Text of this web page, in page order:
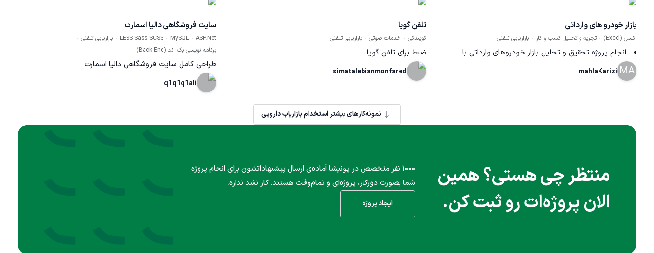
شده که پیام تبلیغاتی در نگاه اول به مخاطب منتقل شود. تمرکز
اصلی پروژه بر افزایش جذابیت بصری، معرفی خدمات فروشگاه و
جلب توجه کاربران در تبلیغات محیطی و دیجیتال بوده
است.طراحی
بازار خودرو های وارداتی
اکسل (Excel) تجزیه و تحلیل کسب و کار بازاریابی تلفنی
انجام پروژه تحقیق و تحلیل بازار خودروهای وارداتی با
جمع‌آوری و مقایسه اطلاعات از نمایندگی‌ها و فروشندگان، بررسی
MA
mahlaKarizi
تلفن گویا
گویندگی خدمات صوتی بازاریابی تلفنی
ضبط برای تلفن گویا
simatalebianmonfared
سایت فروشگاهی دالیا اسمارت
ASP.Net
MySQL
LESS-Sass-SCSS
بازاریابی تلفنی
برنامه نویسی بک اند (Back-End)
طراحی کامل سایت فروشگاهی دالیا اسمارت
q1q1q1ali
نمونه‌کارهای بیشتر استخدام بازاریاب دارویی
منتظر چی هستی؟ همین
الان پروژه‌ات رو ثبت کن.
۱۰۰۰ نفر متخصص در پونیشا آماده‌ی ارسال پیشنهاداتشون برای انجام پروژه
شما بصورت دورکار، پروژه‌ای و تمام‌وقت هستند. کار نشد نداره.
ایجاد پروژه